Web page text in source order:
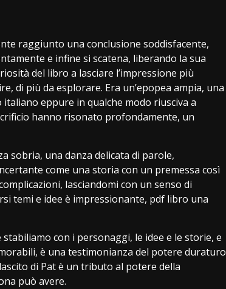
raggiunto una conclusione soddisfacente,
e infine si scatena, liberando la sua
del libro a lasciare l’impressione più
di più da esplorare. Era un’epopea ampia, una
eppure in qualche modo riusciva a
hanno risonato profondamente, un
sobria, una danza delicata di parole,
come una storia con un premessa così
lasciandomi con un senso di
temi e idee è impressionante, pdf libro una
con i personaggi, le idee e le storie, e
è una testimonianza del potere duraturo
di Pat è un tributo al potere della
può avere.